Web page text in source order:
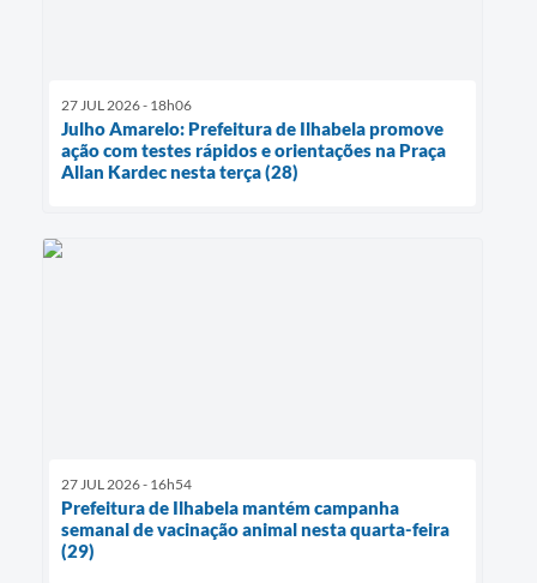
27 JUL 2026 - 18h06
Julho Amarelo: Prefeitura de Ilhabela promove
ação com testes rápidos e orientações na Praça
Allan Kardec nesta terça (28)
27 JUL 2026 - 16h54
Prefeitura de Ilhabela mantém campanha
semanal de vacinação animal nesta quarta-feira
(29)